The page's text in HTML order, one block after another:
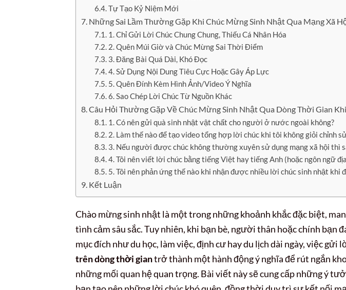
Tự Tạo Kỷ Niệm Mới
Những Sai Lầm Thường Gặp Khi Chúc Mừng Sinh Nhật Qua Mạng Xã
1. Chỉ Gửi Lời Chúc Chung Chung, Thiếu Cá Nhân Hóa
2. Quên Múi Giờ và Chúc Mừng Sai Thời Điểm
3. Đăng Bài Quá Dài, Khó Đọc
4. Sử Dụng Nội Dung Tiêu Cực Hoặc Gây Áp Lực
5. Quên Đính Kèm Hình Ảnh/Video Ý Nghĩa
6. Sao Chép Lời Chúc Từ Nguồn Khác
Câu Hỏi Thường Gặp Về Chúc Mừng Sinh Nhật Qua Dòng Thời Gian
1. Có nên gửi quà sinh nhật vật chất cho người ở nước ngoài không?
2. Làm thế nào để tạo video tổng hợp lời chúc khi tôi không giỏi chỉnh
3. Nếu người được chúc không thường xuyên sử dụng mạng xã hội thì
4. Tôi nên viết lời chúc bằng tiếng Việt hay tiếng Anh (hoặc ngôn ngữ
5. Tôi nên phản ứng thế nào khi nhận được nhiều lời chúc sinh nhật khi
Kết Luận
Chào mừng sinh nhật là một trong những khoảnh khắc đặc biệt,
tình cảm sâu sắc. Tuy nhiên, khi bạn bè, người thân hoặc chính bạn
mục đích như du học, làm việc, định cư hay du lịch dài ngày, việc gửi
trên dòng thời giantrở thành một hành động ý nghĩa để rút ngắn
những mối quan hệ quan trọng. Bài viết này sẽ cung cấp những ý